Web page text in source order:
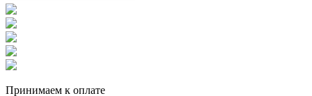
Принимаем к оплате